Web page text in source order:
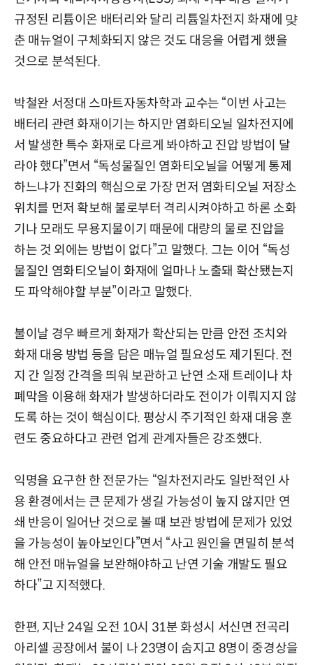
규정된 리튬이온 배터리와 달리 리튬일차전지 화재에 먖
춘 매뉴얼이 구체화되지 않은 것도 대응을 어렵게 했을
것으로 분석된다.
박철완 서정대 스마트자동차학과 교수는 “이번 사고는
배터리 관련 화재이기는 하지만 염화티오닐 일차전지에
서 발생한 특수 화재로 다르게 봐야하고 진압 방법이 달
라야 했다”면서 “독성물질인 염화티오닐을 어떻게 통제
하느냐가 진화의 핵심으로 가장 먼저 염화티오닐 저장소
위치를 먼저 확보해 불로부터 격리시켜야하고 하론 소화
기나 모래도 무용지물이기 때문에 대량의 물로 진압을
하는 것 외에는 방법이 없다”고 말했다. 그는 이어 “독성
물질인 염화티오닐이 화재에 얼마나 노출돼 확산됐는지
도 파악해야할 부분”이라고 말했다.
불이날 경우 빠르게 화재가 확산되는 만큼 안전 조치와
화재 대응 방법 등을 담은 매뉴얼 필요성도 제기된다. 전
지 간 일정 간격을 띄워 보관하고 난연 소재 트레이나 차
폐막을 이용해 화재가 발생하더라도 전이가 이뤄지지 않
도록 하는 것이 핵심이다. 평상시 주기적인 화재 대응 훈
련도 중요하다고 관련 업계 관계자들은 강조했다.
익명을 요구한 한 전문가는 “일차전지라도 일반적인 사
용 환경에서는 큰 문제가 생길 가능성이 높지 않지만 연
쇄 반응이 일어난 것으로 볼 때 보관 방법에 문제가 있었
을 가능성이 높아보인다”면서 “사고 원인을 면밀히 분석
해 안전 매뉴얼을 보완해야하고 난연 기술 개발도 필요
하다”고 지적했다.
한편, 지난 24일 오전 10시 31분 화성시 서신면 전곡리
아리셀 공장에서 불이 나 23명이 숨지고 8명이 중경상을